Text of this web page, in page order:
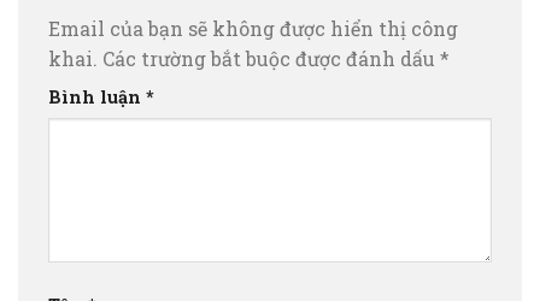
Email của bạn sẽ không được hiển thị công
khai. Các trường bắt buộc được đánh dấu *
Bình luận *